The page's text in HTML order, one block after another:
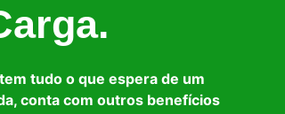
tudo o que espera de um
conta com outros benefícios